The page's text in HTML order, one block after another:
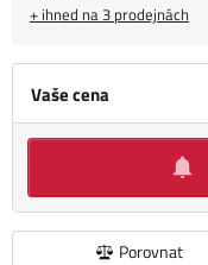
Vaše cena
Porovnat
+ ihned na 3 prodejnách